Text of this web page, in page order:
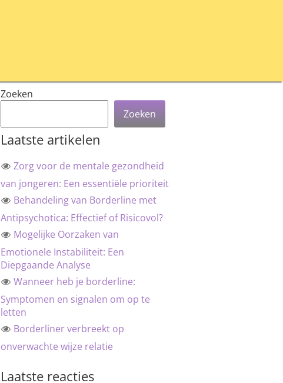
Zoeken
Zoeken
Laatste artikelen
Zorg voor de mentale gezondheid
van jongeren: Een essentiële prioriteit
Behandeling van Borderline met
Antipsychotica: Effectief of Risicovol?
Mogelijke Oorzaken van
Emotionele Instabiliteit: Een
Diepgaande Analyse
Wanneer heb je borderline:
Symptomen en signalen om op te
letten
Borderliner verbreekt op
onverwachte wijze relatie
Laatste reacties